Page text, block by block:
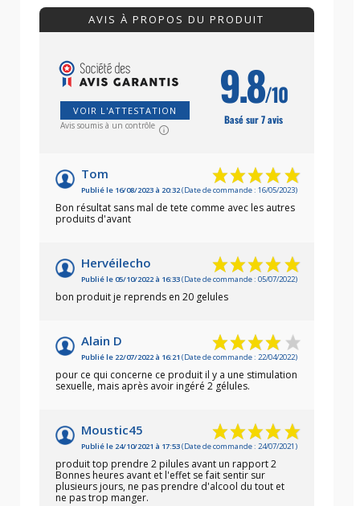
AVIS À PROPOS DU PRODUIT
VOIR L'ATTESTATION
Avis soumis à un contrôle
9.8/10
Basé sur 7 avis
Tom
Publié le 16/08/2023 à 20:32(Date de commande : 16/05/2023)
Bon résultat sans mal de tete comme avec les autres
produits d'avant
Hervéilecho
Publié le 05/10/2022 à 16:33(Date de commande : 05/07/2022)
bon produit je reprends en 20 gelules
Alain D
Publié le 22/07/2022 à 16:21 (Date de commande : 22/04/2022)
pour ce qui concerne ce produit il y a une stimulation
sexuelle, mais après avoir ingéré 2 gélules.
Moustic45
Publié le 24/10/2021 à 17:53(Date de commande : 24/07/2021)
produit top prendre 2 pilules avant un rapport 2
Bonnes heures avant et l'effet se fait sentir sur
plusieurs jours, ne pas prendre d'alcool du tout et
ne pas trop manger.